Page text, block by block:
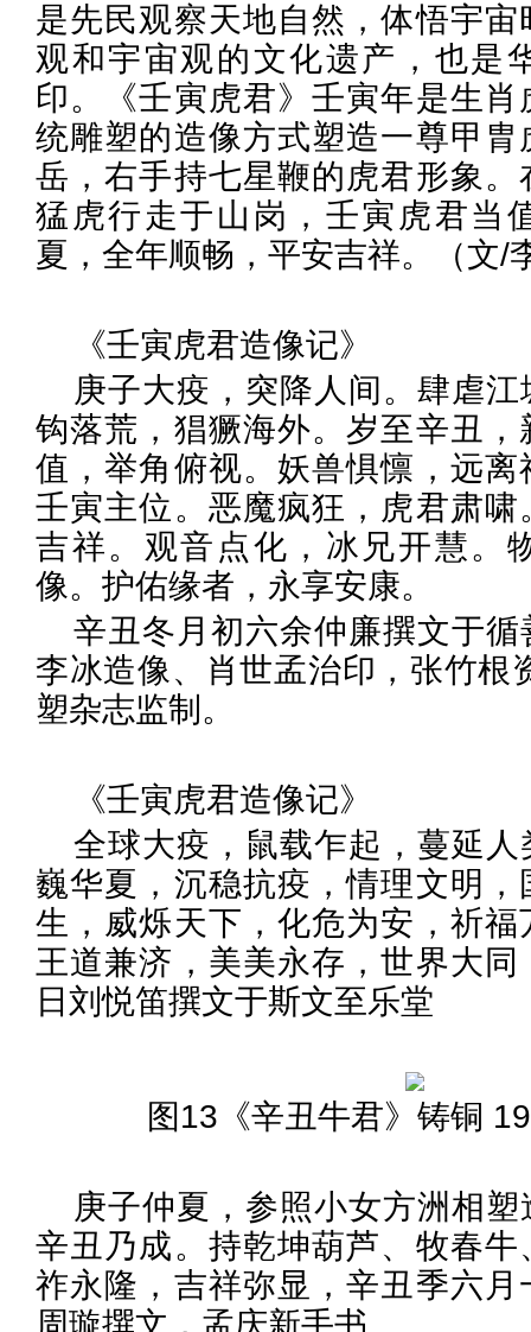
是先民观察天地自然，体悟宇
观和宇宙观的文化遗产，也是
印。《壬寅虎君》壬寅年是生
统雕塑的造像方式塑造一尊甲
岳，右手持七星鞭的虎君形象
猛虎行走于山岗，壬寅虎君当
夏，全年顺畅，平安吉祥。（文/
《壬寅虎君造像记》
庚子大疫，突降人间。肆虐
钩落荒，猖獗海外。岁至辛丑
值，举角俯视。妖兽惧懔，远
壬寅主位。恶魔疯狂，虎君肃
吉祥。观音点化，冰兄开慧。
像。护佑缘者，永享安康。
辛丑冬月初六余仲廉撰文于
李冰造像、肖世孟治印，张竹根
塑杂志监制。
《壬寅虎君造像记》
全球大疫，鼠载乍起，蔓延
巍华夏，沉稳抗疫，情理文明
生，威烁天下，化危为安，祈
王道兼济，美美永存，世界大
日刘悦笛撰文于斯文至乐堂
图13《辛丑牛君》铸铜
庚子仲夏，参照小女方洲相
辛丑乃成。持乾坤葫芦、牧春
祚永隆，吉祥弥显，辛丑季六
周璇撰文，孟庆新手书。